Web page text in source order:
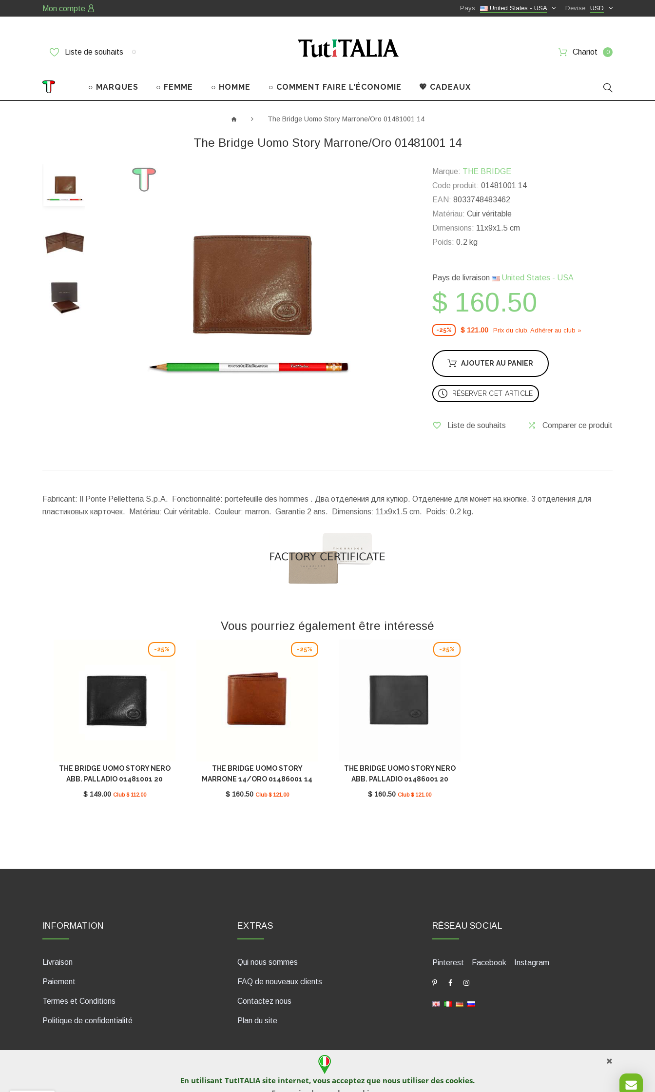
Mon compte USD
Devise
United States - USA
Pays
Liste de souhaits 0 Chariot 0
○ MARQUES ○ FEMME ○ HOMME ○ COMMENT FAIRE L'ÉCONOMIE 💖 CADEAUX
The Bridge Uomo Story Marrone/Oro 01481001 14
The Bridge Uomo Story Marrone/Oro 01481001 14
Marque: THE BRIDGE
Code produit: 01481001 14
EAN: 8033748483462
Matériau: Cuir véritable
Dimensions: 11x9x1.5 cm
Poids: 0.2 kg
Pays de livraison United States - USA
$ 160.50
-25% $ 121.00 Prix ​​du club. Adhérer au club »
AJOUTER AU PANIER
RÉSERVER CET ARTICLE
Liste de souhaits Comparer ce produit
Fabricant: Il Ponte Pelletteria S.p.A. Fonctionnalité: portefeuille des hommes . Два отделения для купюр. Отделение для монет на кнопке. 3 отделения для
пластиковых карточек. Matériau: Cuir véritable. Couleur: marron. Garantie 2 ans.
Dimensions: 11x9x1.5 cm. Poids: 0.2 kg.
Vous pourriez également être intéressé
-25%
THE BRIDGE UOMO STORY NERO
ABB. PALLADIO 01481001 20
$ 149.00 Club $ 112.00
-25%
THE BRIDGE UOMO STORY
MARRONE 14/ORO 01486001 14
$ 160.50 Club $ 121.00
-25%
THE BRIDGE UOMO STORY NERO
ABB. PALLADIO 01486001 20
$ 160.50 Club $ 121.00
En utilisant TutITALIA site internet, vous acceptez que nous utiliser des cookies.
INFORMATION
Livraison
Paiement
Termes et Conditions
Politique de confidentialité
EXTRAS
Qui nous sommes
FAQ de nouveaux clients
Contactez nous
Plan du site
RÉSEAU SOCIAL
Pinterest Facebook Instagram
dP Motion Media. Via La Piana 430, 47835 Saludecio (RN), Italia. Numero REA: RN410802. P.IVA: 04421580400. Tel +39 0541 1480041